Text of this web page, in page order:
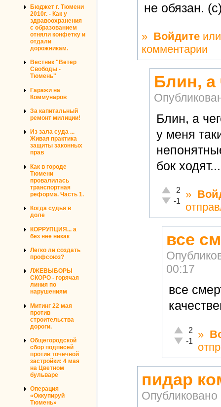
Бюджет г. Тюмени
2010г. - Как у
здравоохранения
с образованием
отняли конфетку и
отдали
дорожникам.
Вестник "Ветер
Свободы -
Тюмень"
Гаражи на
Коммунаров
За капитальный
ремонт милиции!
Из зала суда ...
Живая практика
защиты законных
прав
Как в городе
Тюмени
провалилась
транспортная
реформа. Часть 1.
Когда судья в
доле
КОРРУПЦИЯ... а
без нее никак
Легко ли создать
профсоюз?
ЛЖЕВЫБОРЫ
СКОРО - горячая
линия по
нарушениям
Митинг 22 мая
против
строительства
дороги.
Общегородской
сбор подписей
против точечной
застройки: 4 мая
на Цветном
бульваре
Операция
«Оккупируй
Тюмень»
не обязан.
» Войдите
комментарии
Блин, а
Блин, а
у меня
бок
Отлично!
2
Неадекватно!
-1
»
все
00:17
все
Отлично!
2
Неадекватно!
-1
»
пидар